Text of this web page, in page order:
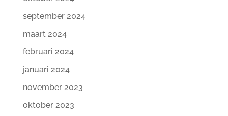
september 2024
maart 2024
februari 2024
januari 2024
november 2023
oktober 2023